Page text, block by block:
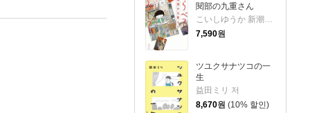
閱部の九重さん
7,590원
ツユクサナツコの一
生
益田ミリ 저
8,670원 (10% 할인)